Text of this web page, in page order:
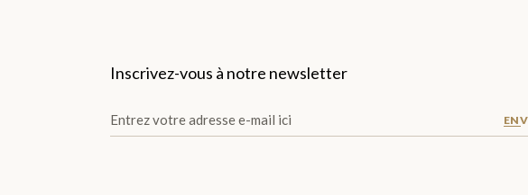
Inscrivez-vous à notre newsletter